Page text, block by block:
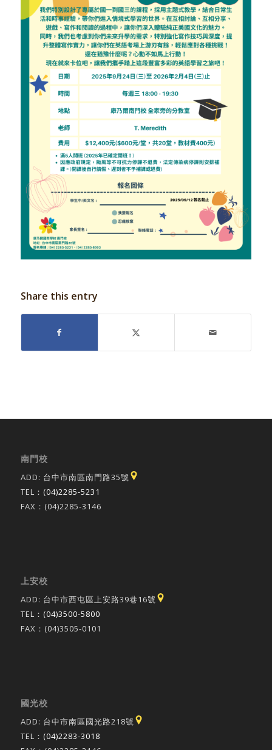
Share this entry
南門校
ADD: 台中市南區南門路35號
TEL： (04)2285-5231
FAX：(04)2285-3146
上安校
ADD: 台中市西屯區上安路39巷16號
TEL： (04)3500-5800
FAX：(04)3505-0101
國光校
ADD: 台中市南區國光路218號
TEL： (04)2283-3018